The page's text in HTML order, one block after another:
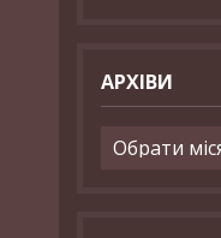
АРХІВИ
Архіви